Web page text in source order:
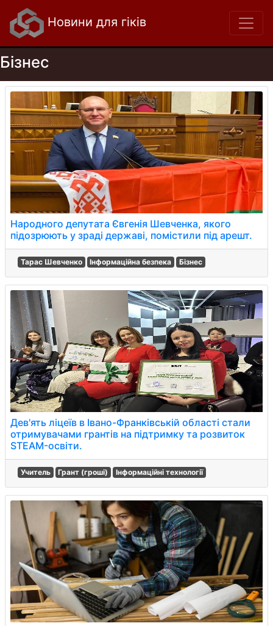
Новини для гіків
Бізнес
Народного депутата Євгенія Шевченка, якого
підозрюють у зраді державі, помістили під арешт.
Тарас Шевченко Інформаційна безпека Бізнес
Дев'ять ліцеїв в Івано-Франківській області стали
отримувачами грантів на підтримку та розвиток
STEAM-освіти.
Учитель Грант (гроші) Інформаційні технології